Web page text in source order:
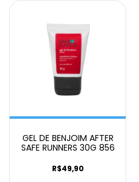
GEL DE BENJOIM AFTER
SAFE RUNNERS 30G 856
R$49,90